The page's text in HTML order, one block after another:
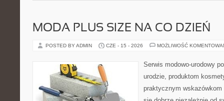
MODA PLUS SIZE NA CO DZIEŃ
POSTED BY ADMIN CZE - 15 - 2026 MOŻLIWOŚĆ
Serwis modowo-urodowy
urodzie, produktom
praktycznym